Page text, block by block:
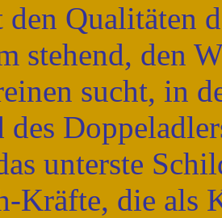
den Qualitäten
stehend, den
sucht, in
des
unterste
Kräfte, die als